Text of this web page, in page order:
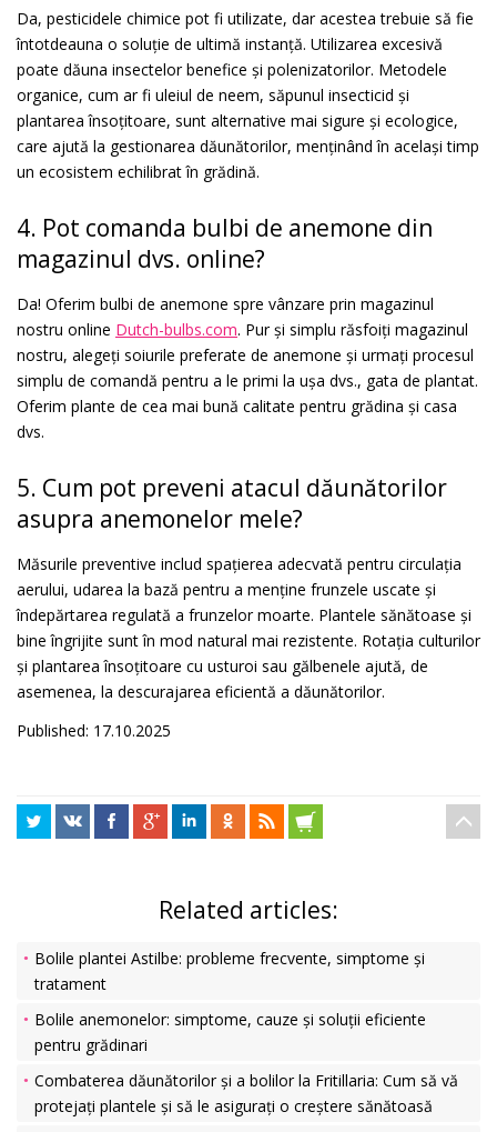
Da, pesticidele chimice pot fi utilizate, dar acestea trebuie să fie
întotdeauna o soluție de ultimă instanță. Utilizarea excesivă
poate dăuna insectelor benefice și polenizatorilor. Metodele
organice, cum ar fi uleiul de neem, săpunul insecticid și
plantarea însoțitoare, sunt alternative mai sigure și ecologice,
care ajută la gestionarea dăunătorilor, menținând în același timp
un ecosistem echilibrat în grădină.
4. Pot comanda bulbi de anemone din
magazinul dvs. online?
Da! Oferim bulbi de anemone spre vânzare prin magazinul
nostru online Dutch-bulbs.com. Pur și simplu răsfoiți magazinul
nostru, alegeți soiurile preferate de anemone și urmați procesul
simplu de comandă pentru a le primi la ușa dvs., gata de plantat.
Oferim plante de cea mai bună calitate pentru grădina și casa
dvs.
5. Cum pot preveni atacul dăunătorilor
asupra anemonelor mele?
Măsurile preventive includ spațierea adecvată pentru circulația
aerului, udarea la bază pentru a menține frunzele uscate și
îndepărtarea regulată a frunzelor moarte. Plantele sănătoase și
bine îngrijite sunt în mod natural mai rezistente. Rotația culturilor
și plantarea însoțitoare cu usturoi sau gălbenele ajută, de
asemenea, la descurajarea eficientă a dăunătorilor.
Published: 17.10.2025
Related articles:
Bolile plantei Astilbe: probleme frecvente, simptome și
tratament
Bolile anemonelor: simptome, cauze și soluții eficiente
pentru grădinari
Combaterea dăunătorilor și a bolilor la Fritillaria: Cum să vă
protejați plantele și să le asigurați o creștere sănătoasă